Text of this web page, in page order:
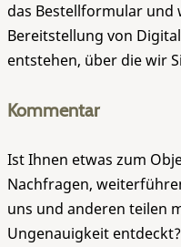
das Bestellformular
Bereitstellung von
entstehen, über die wir
Kommentar
Ist Ihnen etwas zum
Nachfragen,
uns und anderen teilen
Ungenauigkeit